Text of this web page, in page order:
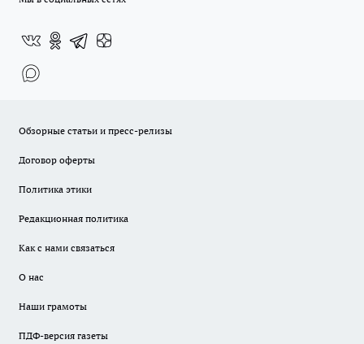
Обзорные статьи и пресс-релизы
Договор оферты
Политика этики
Редакционная политика
Как с нами связаться
О нас
Наши грамоты
ПДФ-версия газеты